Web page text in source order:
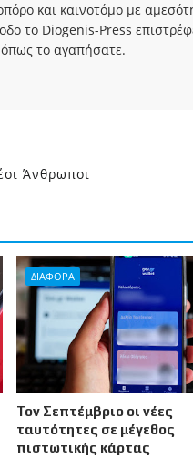
και καινοτόμο με
το Diogenis-Press
το αγαπήσατε.
Άνθρωποι
ΔΙΑΦΟΡΑ
Τον Σεπτέμβριο οι νέες
ταυτότητες σε μέγεθος
πιστωτικής κάρτας